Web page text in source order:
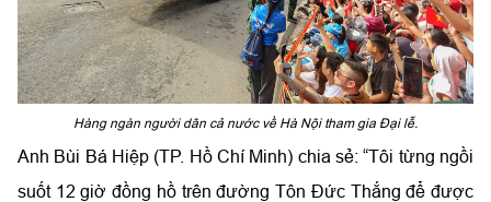
Hàng ngàn người dân cả nước về Hà Nội tham gia Đại lễ.
Anh Bùi Bá Hiệp (TP. Hồ Chí Minh) chia sẻ: “Tôi từng ngồi
suốt 12 giờ đồng hồ trên đường Tôn Đức Thắng để được